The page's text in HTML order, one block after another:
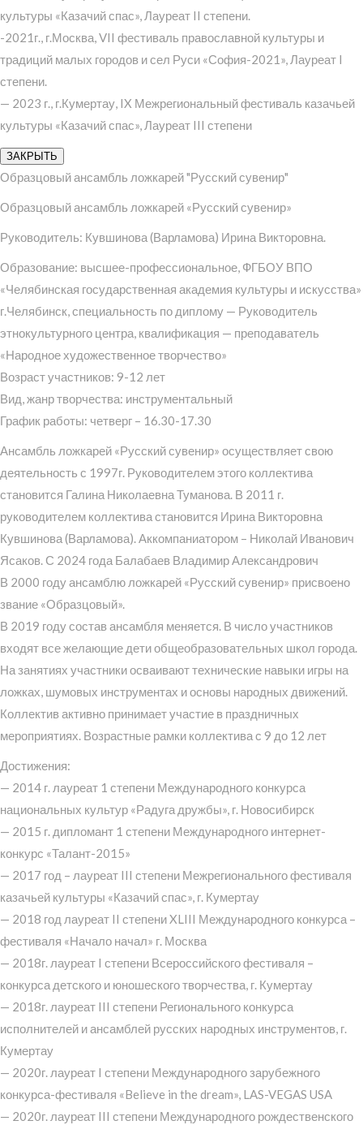
культуры «Казачий спас», Лауреат II степени.
-2021г., г.Москва, VII фестиваль православной культуры и
традиций малых городов и сел Руси «София-2021», Лауреат I
степени.
— 2023 г., г.Кумертау, IX Межрегиональный фестиваль казачьей
культуры «Казачий спас», Лауреат III степени
ЗАКРЫТЬ
Образцовый ансамбль ложкарей "Русский сувенир"
Образцовый ансамбль ложкарей «Русский сувенир»
Руководитель: Кувшинова (Варламова) Ирина Викторовна.
Образование: высшее-профессиональное, ФГБОУ ВПО
«Челябинская государственная академия культуры и искусства»
г.Челябинск, специальность по диплому — Руководитель
этнокультурного центра, квалификация — преподаватель
«Народное художественное творчество»
Возраст участников: 9-12 лет
Вид, жанр творчества: инструментальный
График работы: четверг – 16.30-17.30
Ансамбль ложкарей «Русский сувенир» осуществляет свою
деятельность с 1997г. Руководителем этого коллектива
становится Галина Николаевна Туманова. В 2011 г.
руководителем коллектива становится Ирина Викторовна
Кувшинова (Варламова). Аккомпаниатором – Николай Иванович
Ясаков. С 2024 года Балабаев Владимир Александрович
В 2000 году ансамблю ложкарей «Русский сувенир» присвоено
звание «Образцовый».
В 2019 году состав ансамбля меняется. В число участников
входят все желающие дети общеобразовательных школ города.
На занятиях участники осваивают технические навыки игры на
ложках, шумовых инструментах и основы народных движений.
Коллектив активно принимает участие в праздничных
мероприятиях. Возрастные рамки коллектива с 9 до 12 лет
Достижения:
— 2014 г. лауреат 1 степени Международного конкурса
национальных культур «Радуга дружбы», г. Новосибирск
— 2015 г. дипломант 1 степени Международного интернет-
конкурс «Талант-2015»
— 2017 год – лауреат III степени Межрегионального фестиваля
казачьей культуры «Казачий спас», г. Кумертау
— 2018 год лауреат II степени XLIII Международного конкурса –
фестиваля «Начало начал» г. Москва
— 2018г. лауреат I степени Всероссийского фестиваля –
конкурса детского и юношеского творчества, г. Кумертау
— 2018г. лауреат III степени Регионального конкурса
исполнителей и ансамблей русских народных инструментов, г.
Кумертау
— 2020г. лауреат I степени Международного зарубежного
конкурса-фестиваля «Believe in the dream», LAS-VEGAS USA
— 2020г. лауреат III степени Международного рождественского